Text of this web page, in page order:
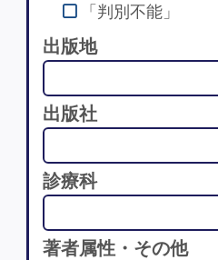
「判別不能」
出版地
出版社
診療科
著者属性・その他